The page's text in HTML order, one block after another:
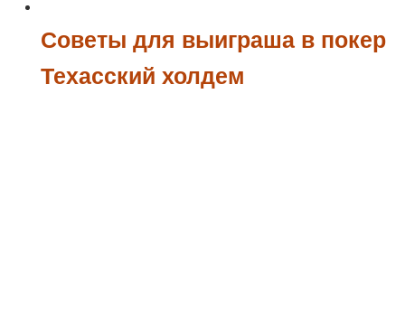
Советы для выиграша в покер
Техасский холдем